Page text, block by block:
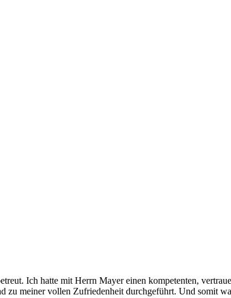
Ich hatte mit Herrn Mayer einen kompetenten,
zu meiner vollen Zufriedenheit durchgeführt. Und somit